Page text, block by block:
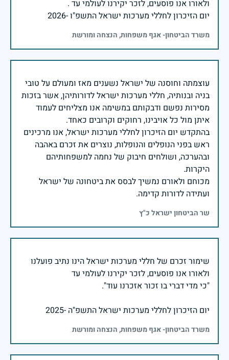
יום הזיכרון לחללי מערכות ישראל התשפ"ו -2026
משרד הביטחון- אגף משפחות, הנצחה ומורשת
עוצמתה וחוסנה של ישראל נשענים מאז ומעולם על טובי
בניה ובנותיה, חללי מערכות ישראל לדורותיהן, אשר בזכות
מסירות נפשם ודבקותם במשימה אנו מצליחים לעמוד
בהתקדש יום הזיכרון לחללי מערכות ישראל, אנו מרכינים
ראש בפני הנופלים והנופלות, נוצרים את זכרם באהבה
ובהערכה, ושולחים חיבוק של נחמה למשפחותיהם
מכוחם ולאורם נמשיך לבסס את ביטחונה של ישראל
ועתידה לדורות קדימה.
שר הביטחון ישראל כ"ץ
שימור זכרם של חללי מערכות ישראל הינו נתיב פועלנו
יום הזיכרון לחללי מערכות ישראל התשפ"ה -2025
משרד הביטחון- אגף משפחות, הנצחה ומורשת